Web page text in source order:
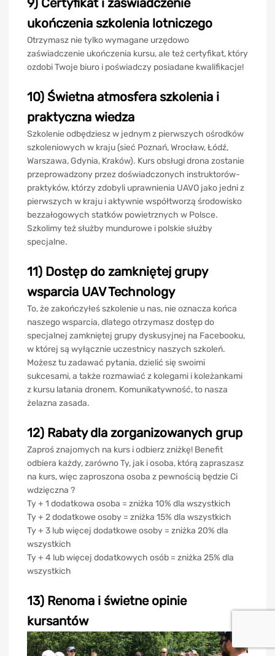
9) Certyfikat i zaświadczenie
ukończenia szkolenia lotniczego
Otrzymasz nie tylko wymagane urzędowo
zaświadczenie ukończenia kursu, ale też certyfikat, który
ozdobi Twoje biuro i poświadczy posiadane kwalifikacje!
10) Świetna atmosfera szkolenia i
praktyczna wiedza
Szkolenie odbędziesz w jednym z pierwszych ośrodków
szkoleniowych w kraju (sieć Poznań, Wrocław, Łódź,
Warszawa, Gdynia, Kraków). Kurs obsługi drona zostanie
przeprowadzony przez doświadczonych instruktorów-
praktyków, którzy zdobyli uprawnienia UAVO jako jedni z
pierwszych w kraju i aktywnie współtworzą środowisko
bezzałogowych statków powietrznych w Polsce.
Szkolimy też służby mundurowe i polskie służby
specjalne.
11) Dostęp do zamkniętej grupy
wsparcia UAV Technology
To, że zakończyłeś szkolenie u nas, nie oznacza końca
naszego wsparcia, dlatego otrzymasz dostęp do
specjalnej zamkniętej grupy dyskusyjnej na Facebooku,
w której są wyłącznie uczestnicy naszych szkoleń.
Możesz tu zadawać pytania, dzielić się swoimi
sukcesami, a także rozmawiać z kolegami i koleżankami
z kursu latania dronem. Komunikatywność, to nasza
żelazna zasada.
12) Rabaty dla zorganizowanych grup
Zaproś znajomych na kurs i odbierz zniżkę! Benefit
odbiera każdy, zarówno Ty, jak i osoba, którą zapraszasz
na kurs, więc zaproszona osoba z pewnością będzie Ci
wdzięczna ?
Ty + 1 dodatkowa osoba = zniżka 10% dla wszystkich
Ty + 2 dodatkowe osoby = zniżka 15% dla wszystkich
Ty + 3 lub więcej dodatkowe osoby = zniżka 20% dla
wszystkich
Ty + 4 lub więcej dodatkowych osób = zniżka 25% dla
wszystkich
13) Renoma i świetne opinie
kursantów